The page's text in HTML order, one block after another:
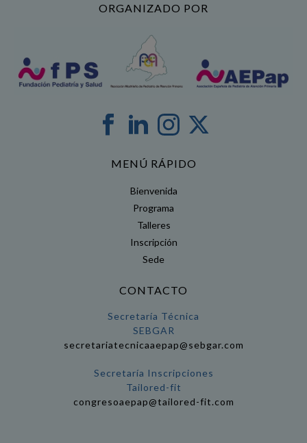
ORGANIZADO POR
MENÚ RÁPIDO
Bienvenida
Programa
Talleres
Inscripción
Sede
CONTACTO
Secretaría Técnica
SEBGAR
secretariatecnicaaepap@sebgar.com
Secretaría Inscripciones
Tailored-fit
congresoaepap@tailored-fit.com